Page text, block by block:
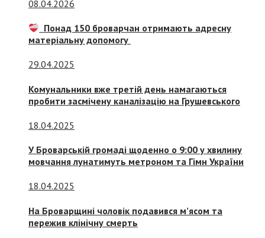
08.04.2026
Понад 150 броварчан отримають адресну
матеріальну допомогу
29.04.2025
Комунальники вже третій день намагаються
пробити засмічену каналізацію на Грушевського
18.04.2025
У Броварській громаді щоденно о 9:00 у хвилину
мовчання лунатимуть метроном та Гімн України
18.04.2025
На Броварщині чоловік подавився м’ясом та
пережив клінічну смерть